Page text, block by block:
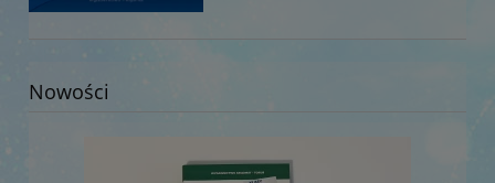
Nowości